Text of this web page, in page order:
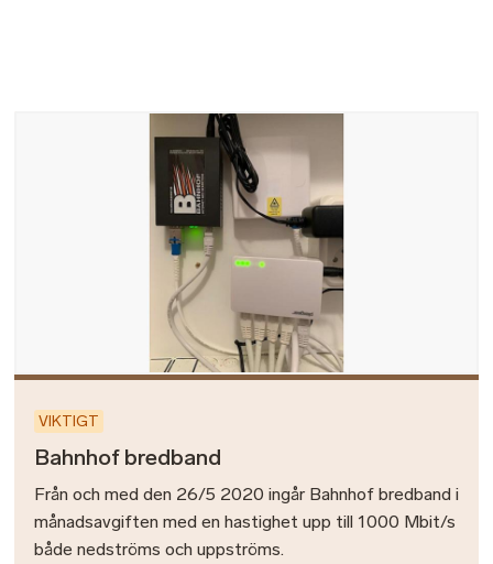
VIKTIGT
Bahnhof bredband
Från och med den 26/5 2020 ingår Bahnhof bredband i
månadsavgiften med en hastighet upp till 1000 Mbit/s
både nedströms och uppströms.